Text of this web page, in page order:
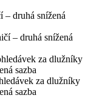
– druhá snížená
– druhá snížená
za dlužníky
sazba
za dlužníky
sazba